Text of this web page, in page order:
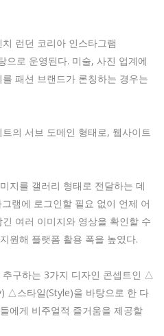
런던 코리아 인스타그램
으로 운영된다. 미술, 사진 업계에
패션 브랜드가 론칭하는 경우는
의 서브 도메인 형태로, 웹사이트
지를 갤러리 형태로 전달하는 데
램에 로그인할 필요 없이 언제 어
여러 이미지와 영상을 확인할 수
원해 플랫폼 활용 폭을 높였다.
구하는 3가지 디자인 콘셉트인 △
△스타일(Style)을 바탕으로 한 다
에게 비주얼적 즐거움을 제공할